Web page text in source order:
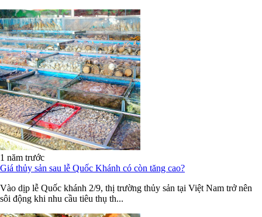
1 năm trước
Giá thủy sản sau lễ Quốc Khánh có còn tăng cao?
Vào dịp lễ Quốc khánh 2/9, thị trường thủy sản tại Việt Nam trở nên
sôi động khi nhu cầu tiêu thụ th...